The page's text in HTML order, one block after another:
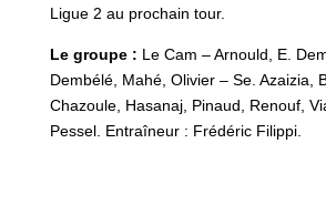
Ligue 2 au prochain tour.
Le groupe : Le Cam – Arnould, E.
Dembélé, Mahé, Olivier – Se. Azaizia,
Chazoule, Hasanaj, Pinaud, Renouf,
Pessel. Entraîneur : Frédéric Filippi.